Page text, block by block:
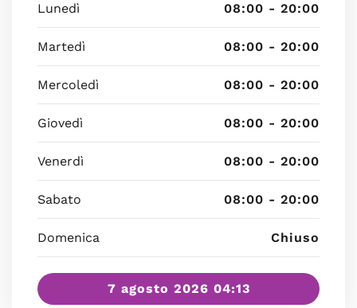
Lunedì 08:00 - 20:00
Martedì 08:00 - 20:00
Mercoledì 08:00 - 20:00
Giovedì 08:00 - 20:00
Venerdì 08:00 - 20:00
Sabato 08:00 - 20:00
Domenica Chiuso
7 agosto 2026 04:13